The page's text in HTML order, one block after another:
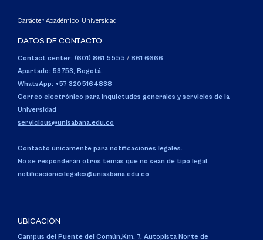
Carácter Académico: Universidad
DATOS DE CONTACTO
Contact center: (601) 861 5555 / 861 6666
Apartado: 53753, Bogotá.
WhatsApp: +57 3205164838
Correo electrónico para inquietudes generales y servicios de la
Universidad
servicious@unisabana.edu.co
Contacto únicamente para notificaciones legales.
No se responderán otros temas que no sean de tipo legal.
notificacioneslegales@unisabana.edu.co
UBICACIÓN
Campus del Puente del Común,Km. 7, Autopista Norte de